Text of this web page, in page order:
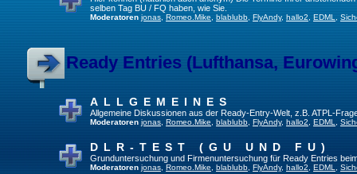
selben Tag BU / FQ haben, wie Sie.
Moderatoren jonas Romeo.Mike blablubb FlyAndy, hallo2 EDML
Ready Entries (Lufthansa,
ALLGEMEINES
Allgemeine Diskussionen aus der Ready-Entry-Welt, z.B. ATPL-
Moderatoren jonas Romeo.Mike blablubb FlyAndy, hallo2 EDML
DLR-TEST (GU UND FU)
Grunduntersuchung und Firmenuntersuchung für Ready Entries
Moderatoren jonas Romeo.Mike blablubb FlyAndy, hallo2 EDML